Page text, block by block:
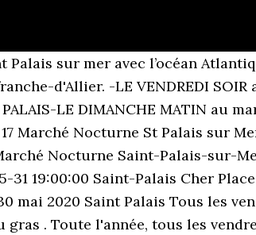
sur mer avec l’océan
d'Allier. -LE VENDREDI SOIR
LE DIMANCHE MATIN au
Marché Nocturne St Palais sur
Nocturne Saint-Palais-sur-
31 19:00:00 Saint-Palais Cher
mai 2020 Saint Palais Tous les
. Toute l'année, tous les